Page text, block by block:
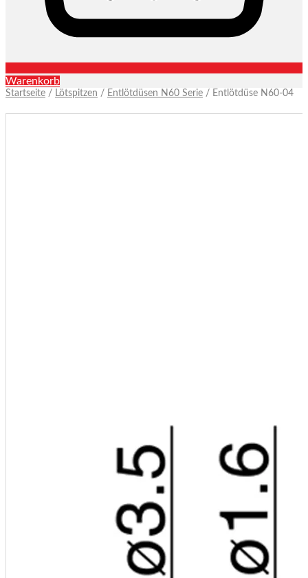
Warenkorb
Startseite / Lötspitzen / Entlötdüsen N60 Serie / Entlötdüse N60-04